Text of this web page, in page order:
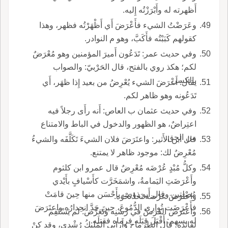
أَظهرته له وأَبْرَزْتُه إِليه.
وعَرَضْتُ الشيء فأَعْرَضَ أَي أَظْهَرْتُه فظهر، وهذا
كقولهم كَبَبْتُه فأَكَبَّ، وهو م النوادر.
وفي حديث عمر: تَدَعُون أَميرَ المؤمنين وهو مُعْرَضٌ
لكم؛ هكذ روي بالفتح، قال الحَرْبيّ: والصواب
بالكسر.
يقال: أَعْرَضَ الشيء يُعْرِضُ من بعيد إِذا ظهَر، أَي
تَدَعُونه وهو ظاهر لكم.
وفي حديث عثمان ب العاص: أَنه رأَى رجلاً فيه
اعتِراضٌ، هو الظهور والدخول في الباط والامتناع
من الحق.
قال ابن الأَثير: واعتَرَضَ فلان الشيءَ تَكَلَّفَه والشيءُ
مُعْرِضٌ لك: موجود ظاهر لا يمتنع.
وكلُّ مُبْدٍ عُرْضَه مُعْرِضٌ قال عمرو ابن كلثوم
وأَعْرَضَتِ اليَمامةُ، واشمَخَرَّت كأَسْيافٍ بأَيْدي
مُصْلِتِين وقال أَبو ذؤيب بأَحْسَن منها حِينَ قامَتْ
فأَعْرَضَت تُوارِي الدُّمُوعَ، حِينَ جَدَّ انحِدارُه واعتَرَضَ
له بسهم: أَقْبَلَ قِبَلَه فرماه فقتلَه.
واعتَرَضَ عَرْضه نَحا نَحْوَه.
واعتَرَضَ الفرَسُ في رَسَنِه وتَعَرَّضَ: لم يَسْتَقِم
لقائدِه؛ قال الطرماح وأَراني المَلِيكُ رُشْدي، وقد كنْ